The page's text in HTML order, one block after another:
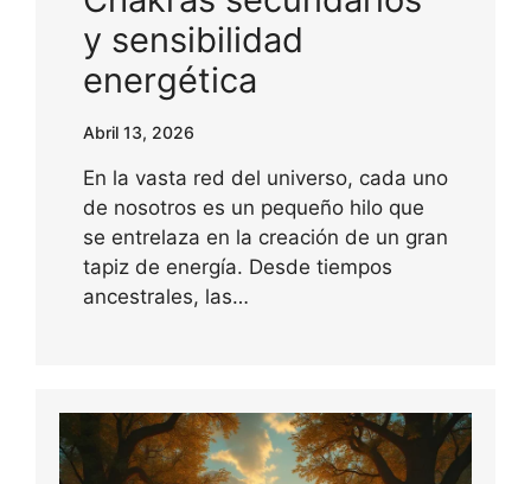
y sensibilidad
energética
Abril 13, 2026
En la vasta red del universo, cada uno
de nosotros es un pequeño hilo que
se entrelaza en la creación de un gran
tapiz de energía. Desde tiempos
ancestrales, las…